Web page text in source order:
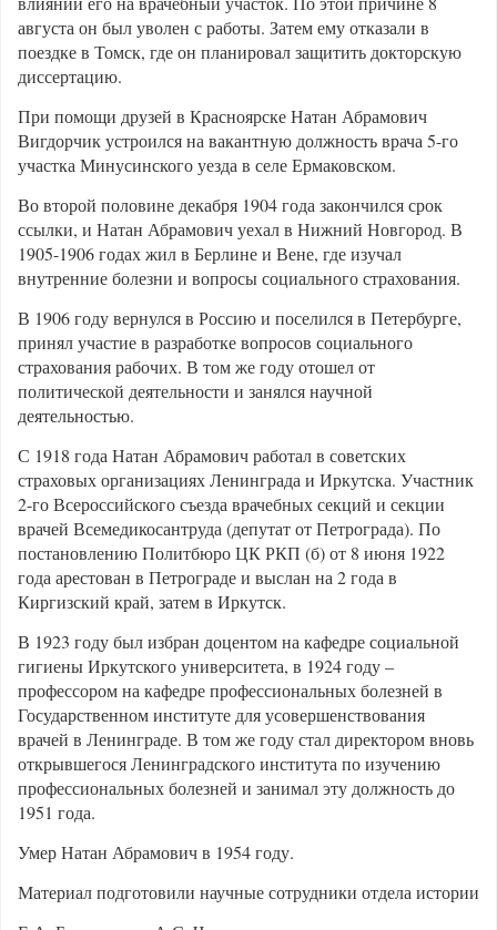
августа он был уволен с работы. Затем ему отказали в
поездке в Томск, где он планировал защитить докторскую
диссертацию.
При помощи друзей в Красноярске Натан Абрамович
Вигдорчик устроился на вакантную должность врача 5-го
участка Минусинского уезда в селе Ермаковском.
Во второй половине декабря 1904 года закончился срок
ссылки, и Натан Абрамович уехал в Нижний Новгород. В
1905-1906 годах жил в Берлине и Вене, где изучал
внутренние болезни и вопросы социального страхования.
В 1906 году вернулся в Россию и поселился в Петербурге,
принял участие в разработке вопросов социального
страхования рабочих. В том же году отошел от
политической деятельности и занялся научной
деятельностью.
С 1918 года Натан Абрамович работал в советских
страховых организациях Ленинграда и Иркутска. Участник
2-го Всероссийского съезда врачебных секций и секции
врачей Всемедикосантруда (депутат от Петрограда). По
постановлению Политбюро ЦК РКП (б) от 8 июня 1922
года арестован в Петрограде и выслан на 2 года в
Киргизский край, затем в Иркутск.
В 1923 году был избран доцентом на кафедре социальной
гигиены Иркутского университета, в 1924 году –
профессором на кафедре профессиональных болезней в
Государственном институте для усовершенствования
врачей в Ленинграде. В том же году стал директором вновь
открывшегося Ленинградского института по изучению
профессиональных болезней и занимал эту должность до
1951 года.
Умер Натан Абрамович в 1954 году.
Материал подготовили научные сотрудники отдела истории